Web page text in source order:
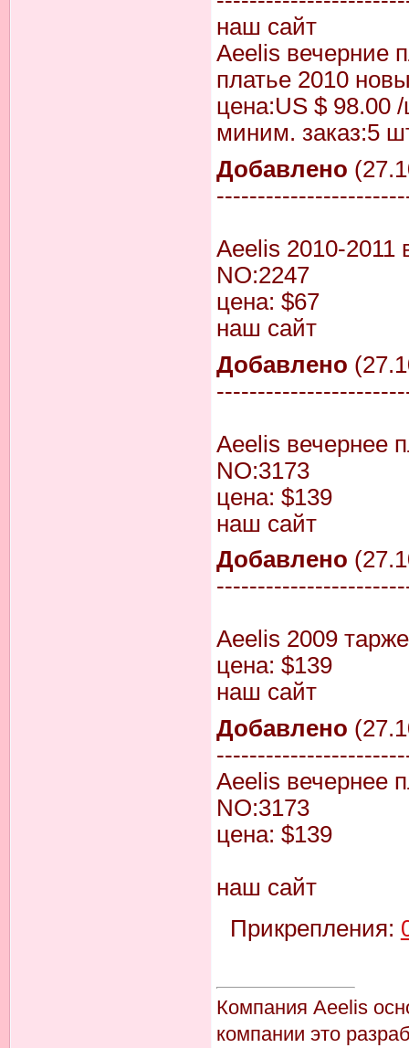
наш сайт
Aeelis вечерние
платье 2010
цена:US $ 98.00
миним. заказ:5
Добавлено
Aeelis 2010-2011
NO:2247
цена: $67
наш сайт
Добавлено
Aeelis вечернее
NO:3173
цена: $139
наш сайт
Добавлено
Aeelis 2009
цена: $139
наш сайт
Добавлено
Aeelis вечернее
NO:3173
цена: $139
наш сайт
Прикрепления:
Компания Aeelis
компании это